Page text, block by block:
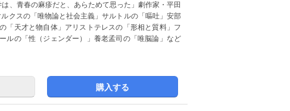
、青春の麻疹だと、あらためて思った」劇作家・平田
クスの「唯物論と社会主義」サルトルの「嘔吐」安部
「天才と物自体」アリストテレスの「形相と質料」フ
ルの「性（ジェンダー）」養老孟司の「唯脳論」など
購入する